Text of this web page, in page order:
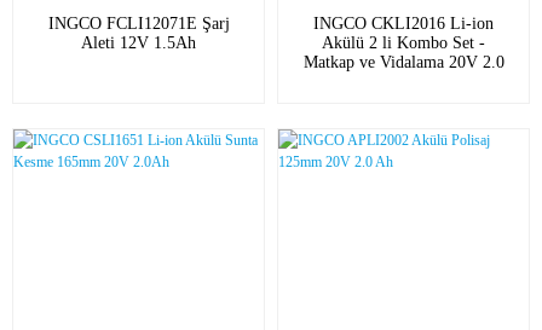
INGCO FCLI12071E Şarj
Aleti 12V 1.5Ah
INGCO CKLI2016 Li-ion
Akülü 2 li Kombo Set -
Matkap ve Vidalama 20V 2.0